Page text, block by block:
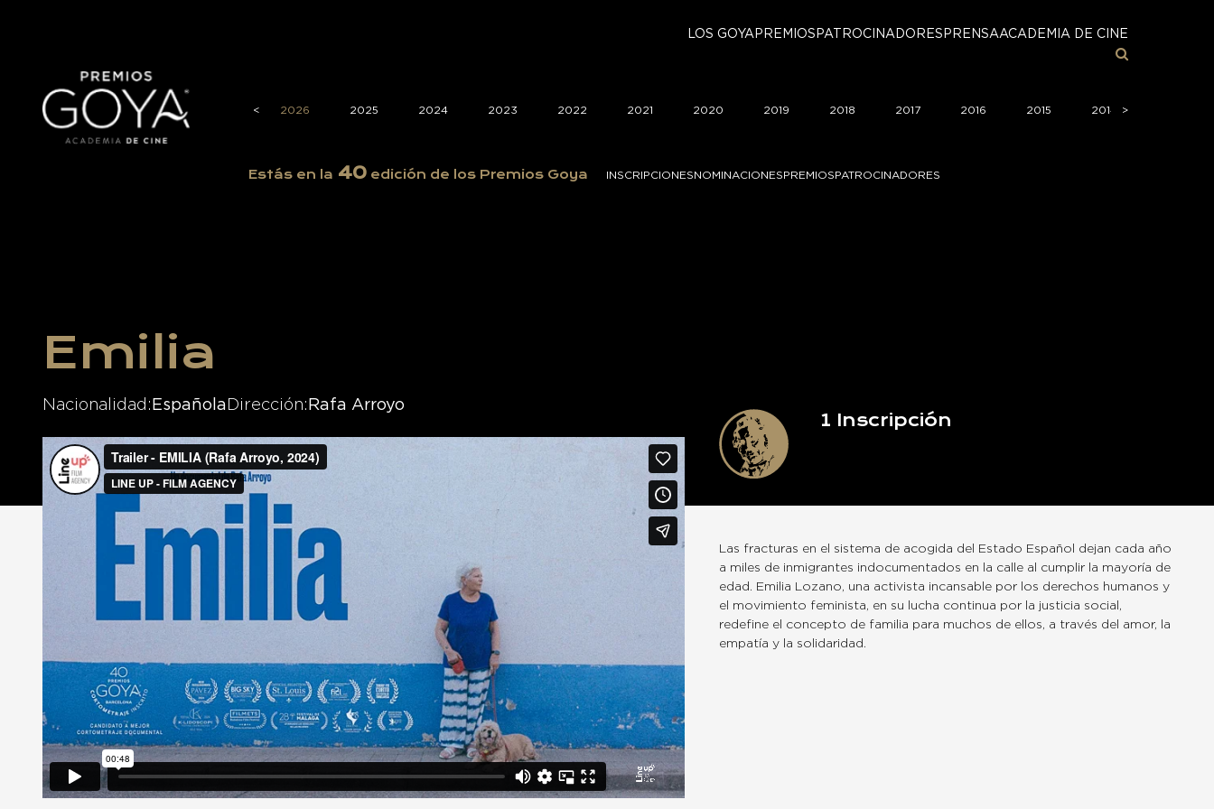
LOS GOYA PREMIOS PATROCINADORES PRENSAACADEMIA DE CINE
< 2026 2025 2024 2023 2022 2021 2020 2019 2018 2017 2016 2015 2014 >
Estás en la 40 edición de los Premios Goya INSCRIPCIONESNOMINACIONESPREMIOSPATROCINADORES
Emilia
Nacionalidad Española Dirección Rafa Arroyo
1 Inscripción
Las fracturas en el sistema de acogida del Estado Español dejan cada año
a miles de inmigrantes indocumentados en la calle al cumplir la mayoría de
edad. Emilia Lozano, una activista incansable por los derechos humanos y
el movimiento feminista, en su lucha continua por la justicia social,
redefine el concepto de familia para muchos de ellos, a través del amor, la
empatía y la solidaridad.